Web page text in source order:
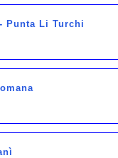
Punta Li Turchi